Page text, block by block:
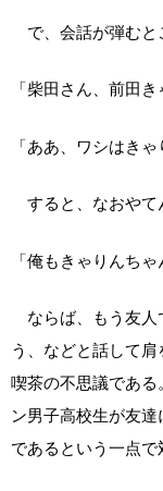
で、会話が弾むと
「柴田さん、前田
「ああ、ワシはき
すると、なおやて
「俺もきゃりんち
ならば、もう友人
う、などと話して
喫茶の不思議であ
ン男子高校生が友
であるという一点で